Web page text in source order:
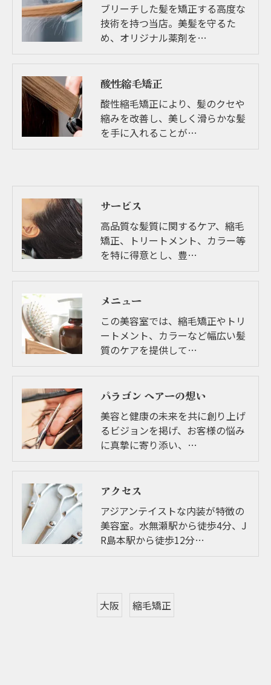
ブリーチした髪を矯正する高度な
技術を持つ当店。美髪を守るた
め、オリジナル薬剤を…
酸性縮毛矯正
酸性縮毛矯正により、髪のクセや
縮みを改善し、美しく滑らかな髪
を手に入れることが…
サービス
高品質な髪質に関するケア、縮毛
矯正、トリートメント、カラー等
を特に得意とし、豊…
メニュー
この美容室では、縮毛矯正やトリ
ートメント、カラーなど幅広い髪
質のケアを提供して…
パラゴン ヘアーの想い
美容と健康の未来を共に創り上げ
るビジョンを掲げ、お客様の悩み
に真摯に寄り添い、…
アクセス
アジアンテイストな内装が特徴の
美容室。水無瀬駅から徒歩4分、J
R島本駅から徒歩12分…
大阪 縮毛矯正